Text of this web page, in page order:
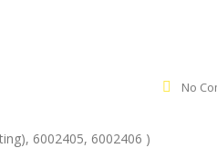
No
6002405, 6002406 )